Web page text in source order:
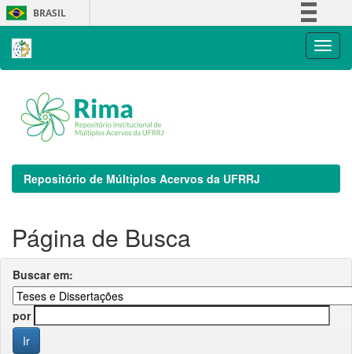
Skip
navigation
BRASIL
Repositório de Múltiplos Acervos da UFRRJ
Página de Busca
Buscar em:
por